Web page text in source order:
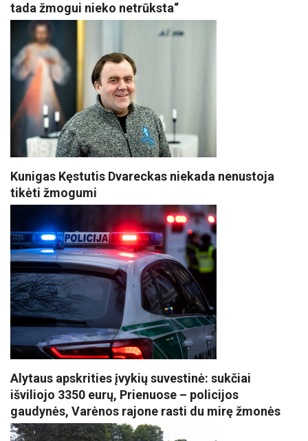
tada žmogui nieko netrūksta“
Kunigas Kęstutis Dvareckas niekada nenustoja
tikėti žmogumi
Alytaus apskrities įvykių suvestinė: sukčiai
išviliojo 3350 eurų, Prienuose – policijos
gaudynės, Varėnos rajone rasti du mirę žmonės